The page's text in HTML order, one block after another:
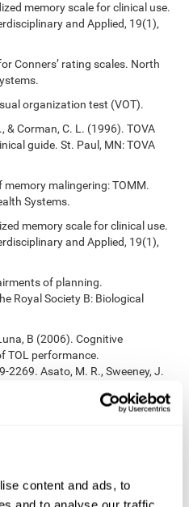
content and ads, to
and to analyse our traffic.
memory scale for clinical use.
and Applied, 19(1),
Conners’ rating scales. North
organization test (VOT).
& Corman, C. L. (1996). TOVA
guide. St. Paul, MN: TOVA
memory malingering: TOMM.
Systems.
memory scale for clinical use.
and Applied, 19(1),
of planning.
Royal Society B: Biological
B (2006). Cognitive
TOL performance.
2269. Asato, M. R., Sweeney, J.
44(12), 2259-2269.
(1998). Manual for the NEPSY.
corporation.